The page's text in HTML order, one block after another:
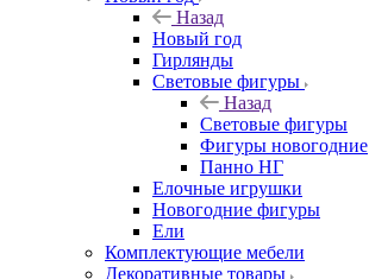
Назад
Новый год
Гирлянды
Световые фигуры
Назад
Световые фигуры
Фигуры новогодние
Панно НГ
Елочные игрушки
Новогодние фигуры
Ели
Комплектующие мебели
Декоративные товары